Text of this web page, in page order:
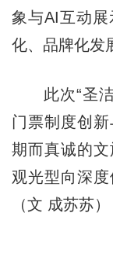
象与AI互动
化、品牌化发
此次“圣洁
门票制度创
期而真诚的
观光型向深度
（文 成苏苏）